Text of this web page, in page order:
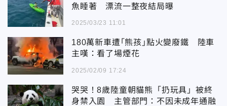
魚睡著 漂流一整夜結局曝
2025/03/23 11:01
180萬新車遭｢熊孩｣點火變廢鐵 陸車
主嘆：看了場煙花
2025/02/09 17:24
哭哭！8歲陸童朝貓熊「扔玩具」被終
身禁入園 主管部門：不因未成年通融